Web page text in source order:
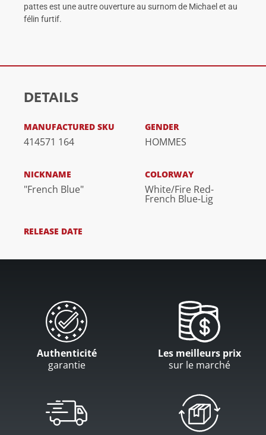
pattes est une autre ouverture au surnom de Michael et au
félin furtif.
DETAILS
MANUFACTURED SKU
414571 164
GENDER
HOMMES
NICKNAME
"French Blue"
COLORWAY
White/Fire Red-
French Blue-Lig
RELEASE DATE
Authenticité
garantie
Les meilleurs prix
sur le marché